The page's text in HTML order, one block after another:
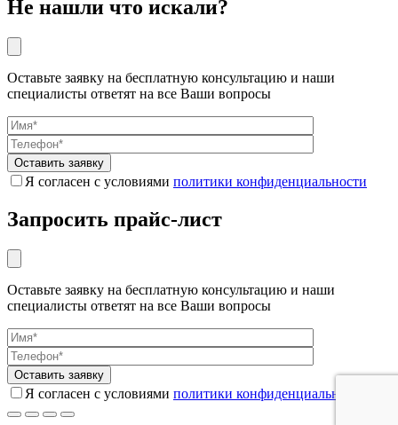
Не нашли что искали?
Оставьте заявку на бесплатную консультацию и наши
специалисты ответят на все Ваши вопросы
Я согласен с условиями политики конфиденциальности
Запросить прайс-лист
Оставьте заявку на бесплатную консультацию и наши
специалисты ответят на все Ваши вопросы
Я согласен с условиями политики конфиденциальности